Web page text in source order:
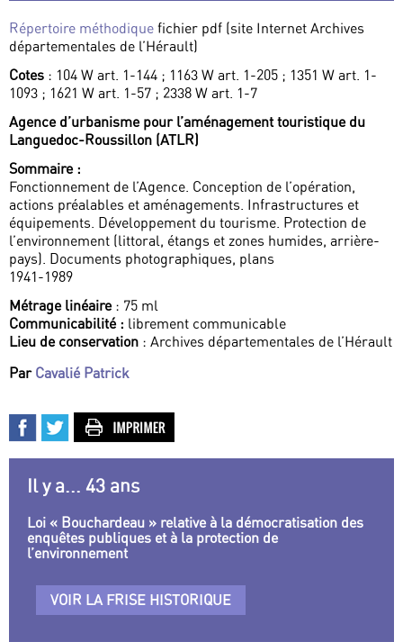
Répertoire méthodique fichier pdf (site Internet Archives
départementales de l’Hérault)
Cotes : 104 W art. 1-144 ; 1163 W art. 1-205 ; 1351 W art. 1-
1093 ; 1621 W art. 1-57 ; 2338 W art. 1-7
Agence d’urbanisme pour l’aménagement touristique du
Languedoc-Roussillon (ATLR)
Sommaire :
Fonctionnement de l’Agence. Conception de l’opération,
actions préalables et aménagements. Infrastructures et
équipements. Développement du tourisme. Protection de
l’environnement (littoral, étangs et zones humides, arrière-
pays). Documents photographiques, plans
1941-1989
Métrage linéaire: 75 ml
Communicabilité : librement communicable
Lieu de conservation : Archives départementales de l’Hérault
Par Cavalié Patrick
Il y a... 43 ans
Loi « Bouchardeau » relative à la démocratisation des
enquêtes publiques et à la protection de
l’environnement
VOIR LA FRISE HISTORIQUE